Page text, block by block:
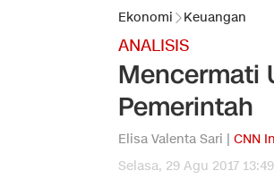
Ekonomi Keuangan
ANALISIS
Mencermati
Pemerintah
Elisa Valenta Sari | CNN
Selasa, 29 Agu 2017